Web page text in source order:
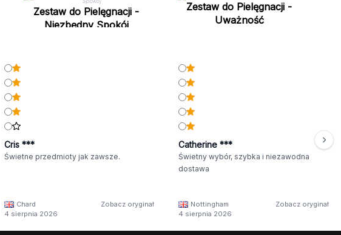
Zestaw do Pielęgnacji -
Niezbędny Spokój
Zestaw do Pielęgnacji -
Uważność
Cris ***
Świetne przedmioty jak zawsze.
Chard
Zobacz oryginał
4 sierpnia 2026
Catherine ***
Świetny wybór, szybka i niezawodna
dostawa
Nottingham
Zobacz oryginał
4 sierpnia 2026